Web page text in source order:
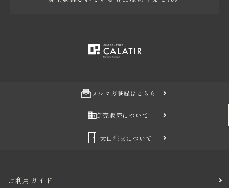
メルマガ登録はこちら
卸売販売について
大口注文について
ご利用ガイド